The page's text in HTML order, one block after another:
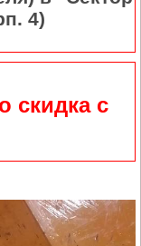
4)
скидка с